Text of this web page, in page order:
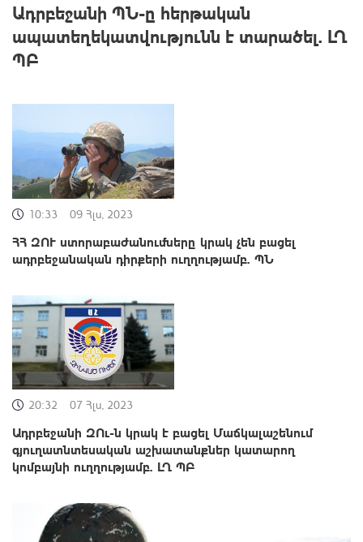
Ադրբեջանի ՊՆ-ը հերթական
ապատեղեկատվությունն է տարածել. ԼՂ
ՊԲ
10:33 09 Հլս, 2023
ՀՀ ԶՈՒ ստորաբաժանումները կրակ չեն բացել
ադրբեջանական դիրքերի ուղղությամբ. ՊՆ
20:32 07 Հլս, 2023
Ադրբեջանի ԶՈւ-ն կրակ է բացել Մաճկալաշենում
գյուղատնտեսական աշխատանքներ կատարող
կոմբայնի ուղղությամբ. ԼՂ ՊԲ